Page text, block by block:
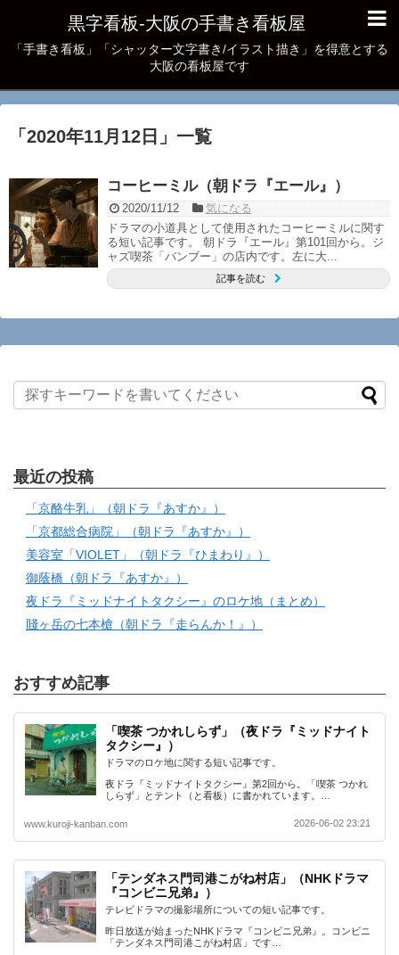
黒字看板‐大阪の手書き看板屋
「手書き看板」「シャッター文字書き/イラスト描き」を得意とする
大阪の看板屋です
「 2020年11月12日 」 一覧
コーヒーミル（朝ドラ『エール』）
2020/11/12
気になる
ドラマの小道具として使用されたコーヒーミルに関す
る短い記事です。 朝ドラ『エール』第101回から。ジ
ャズ喫茶「バンブー」の店内です。左に大...
記事を読む
最近の投稿
「京酪牛乳」（朝ドラ『あすか』）
「京都総合病院」（朝ドラ『あすか』）
美容室「VIOLET」（朝ドラ『ひまわり』）
御蔭橋（朝ドラ『あすか』）
夜ドラ『ミッドナイトタクシー』のロケ地（まとめ）
賤ヶ岳の七本槍（朝ドラ『走らんか！』）
おすすめ記事
「喫茶 つかれしらず」（夜ドラ『ミッドナイト
タクシー』）
ドラマのロケ地に関する短い記事です。
夜ドラ『ミッドナイトタクシー』第2回から。「喫茶 つかれ
しらず」とテント（と看板）に書かれています。…
www.kuroji-kanban.com 2026-06-02 23:21
「テンダネス門司港こがね村店」（NHKドラマ
『コンビニ兄弟』）
テレビドラマの撮影場所についての短い記事です。
昨日放送が始まったNHKドラマ『コンビニ兄弟』。コンビニ
「テンダネス門司港こがね村店」です…